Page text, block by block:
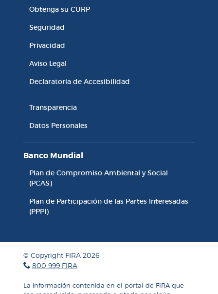
Enlaces de Interés
Obtenga su CURP
Seguridad
Privacidad
Aviso Legal
Declaratoria de Accesibilidad
Accesibilidad y Transparencia
Transparencia
Datos Personales
Banco Mundial
Plan de Compromiso Ambiental y Social
(PCAS)
Plan de Participación de las Partes Interesadas
(PPPI)
© Copyright FIRA 2026
800 999 FIRA
La información contenida en el portal de FIRA que